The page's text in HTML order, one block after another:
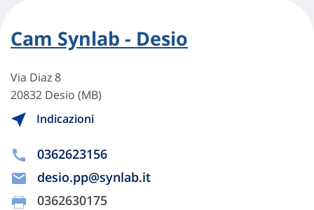
Cam Synlab - Desio
Via Diaz 8
20832 Desio (MB)
Indicazioni
0362623156
desio.pp@synlab.it
0362630175